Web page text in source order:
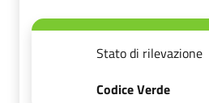
Stato di rilevazione
Codice Verde